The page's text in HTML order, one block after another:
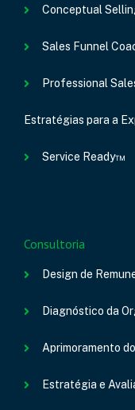
Conceptual
Sales Funnel
Professional
Estratégias para a
Service Ready™
Consultoria
Design de
Diagnóstico da
Aprimoramento
Estratégia e